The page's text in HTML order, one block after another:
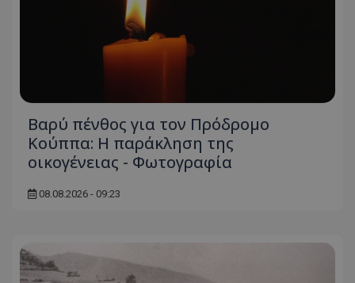
Βαρύ πένθος για τον Πρόδρομο
Κούππα: Η παράκληση της
οικογένειας - Φωτογραφία
08.08.2026 - 09:23